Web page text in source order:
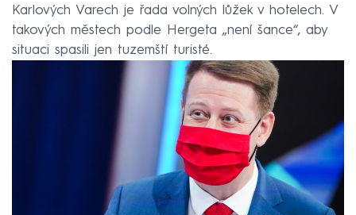
Karlových Varech je řada volných lůžek v hotelech. V
takových městech podle Hergeta „není šance“, aby
situaci spasili jen tuzemští turisté.